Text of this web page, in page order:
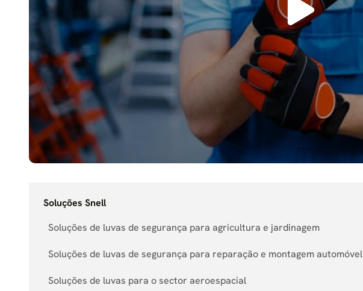
Soluções Snell
Soluções de luvas de segurança para agricultura e jardinagem
Soluções de luvas de segurança para reparação e montagem automóvel
Soluções de luvas para o sector aeroespacial